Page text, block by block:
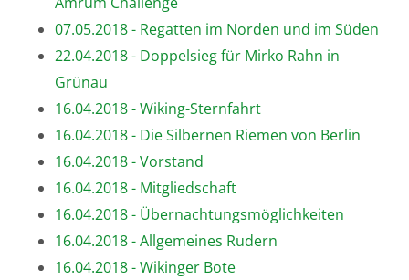
07.05.2018 - Regatten im Norden und im Süden
22.04.2018 - Doppelsieg für Mirko Rahn in
Grünau
16.04.2018 - Wiking-Sternfahrt
16.04.2018 - Die Silbernen Riemen von Berlin
16.04.2018 - Vorstand
16.04.2018 - Mitgliedschaft
16.04.2018 - Übernachtungsmöglichkeiten
16.04.2018 - Allgemeines Rudern
16.04.2018 - Wikinger Bote